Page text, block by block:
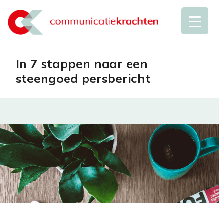
In 7 stappen naar een
steengoed persbericht